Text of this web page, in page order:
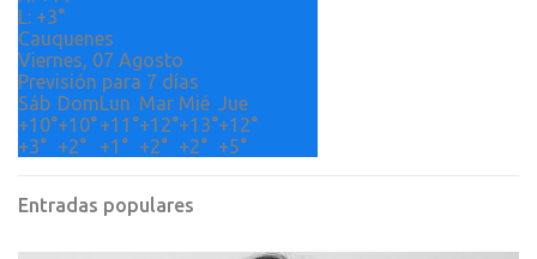
s
L: +3°
Cauquenes
Viernes, 07 Agosto
Previsión para 7 días
Sáb DomLun Mar Mié Jue
+10°+10°+11°+12°+13°+12°
+3° +2° +1° +2° +2° +5°
Entradas populares